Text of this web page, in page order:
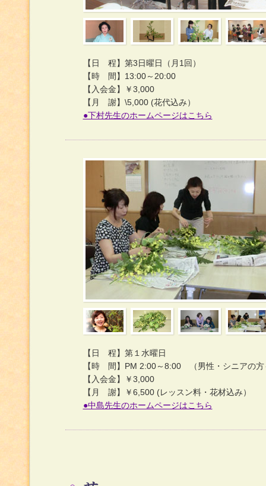
【日 程】第3日曜日（月1回）
【時 間】13:00～20:00
【入会金】￥3,000
【月 謝】\5,000 (花代込み）
●下村先生のホームページはこちら
【日 程】第１水曜日
【時 間】PM 2:00～8:00 （男性・シニアの方
【入会金】￥3,000
【月 謝】￥6,500 (レッスン料・花材込み）
●中島先生のホームページはこちら